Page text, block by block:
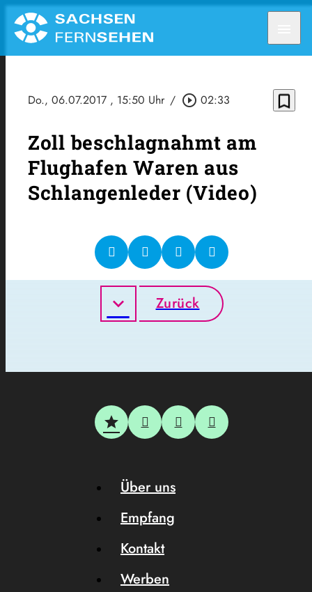
Do., 06.07.2017 , 15:50 Uhr / play_circle_outline 02:33 bookmark_border
Zoll beschlagnahmt am
Flughafen Waren aus
Schlangenleder (Video)
Zurück
Über uns
Empfang
Kontakt
Werben